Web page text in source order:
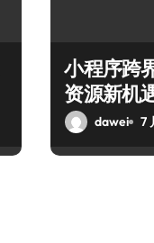
小程序跨
资源新机
dawei 7